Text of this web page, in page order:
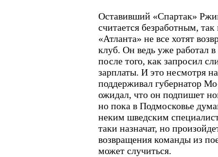
Оставивший «Спартак»
считается безработным, так
«Атланта» не все хотят
клуб. Он ведь уже работал
после того, как запросил
зарплаты. И это несмотря
поддерживал губернатор
ожидал, что он подпишет
но пока в Подмосковье
неким шведским
таки назначат, но
возвращения команды из
может случиться.